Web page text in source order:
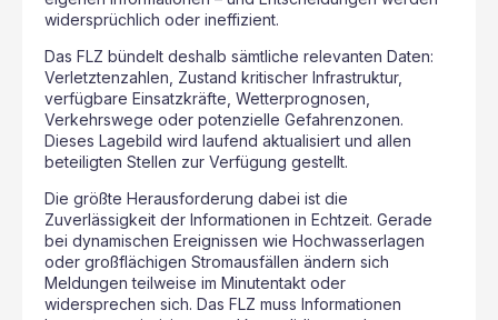
widersprüchlich oder ineffizient.
Das FLZ bündelt deshalb sämtliche relevanten Daten:
Verletztenzahlen, Zustand kritischer Infrastruktur,
verfügbare Einsatzkräfte, Wetterprognosen,
Verkehrswege oder potenzielle Gefahrenzonen.
Dieses Lagebild wird laufend aktualisiert und allen
beteiligten Stellen zur Verfügung gestellt.
Die größte Herausforderung dabei ist die
Zuverlässigkeit der Informationen in Echtzeit. Gerade
bei dynamischen Ereignissen wie Hochwasserlagen
oder großflächigen Stromausfällen ändern sich
Meldungen teilweise im Minutentakt oder
widersprechen sich. Das FLZ muss Informationen